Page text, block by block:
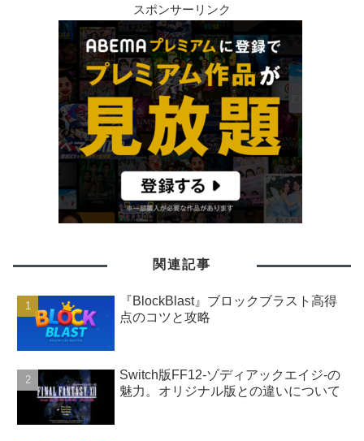
スポンサーリンク
関連記事
『BlockBlast』ブロックブラスト高得
点のコツと攻略
Switch版FF12-ゾディアックエイジ-の
魅力。オリジナル版との違いについて